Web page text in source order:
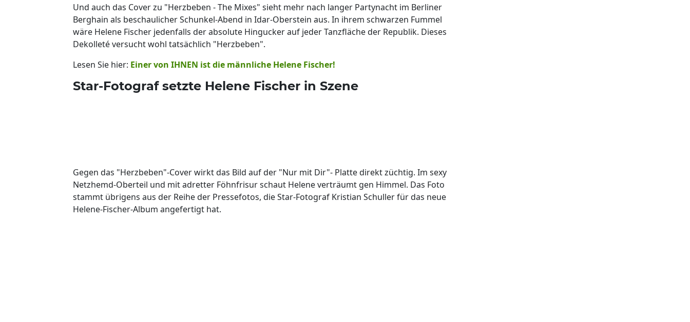
Und auch das Cover zu "Herzbeben - The Mixes" sieht mehr nach langer Partynacht im Berliner
Berghain als beschaulicher Schunkel-Abend in Idar-Oberstein aus. In ihrem schwarzen Fummel
wäre Helene Fischer jedenfalls der absolute Hingucker auf jeder Tanzfläche der Republik. Dieses
Dekolleté versucht wohl tatsächlich "Herzbeben".
Lesen Sie hier: Einer von IHNEN ist die männliche Helene Fischer!
Star-Fotograf setzte Helene Fischer in Szene
Gegen das "Herzbeben"-Cover wirkt das Bild auf der "Nur mit Dir"- Platte direkt züchtig. Im sexy
Netzhemd-Oberteil und mit adretter Föhnfrisur schaut Helene verträumt gen Himmel. Das Foto
stammt übrigens aus der Reihe der Pressefotos, die Star-Fotograf Kristian Schuller für das neue
Helene-Fischer-Album angefertigt hat.